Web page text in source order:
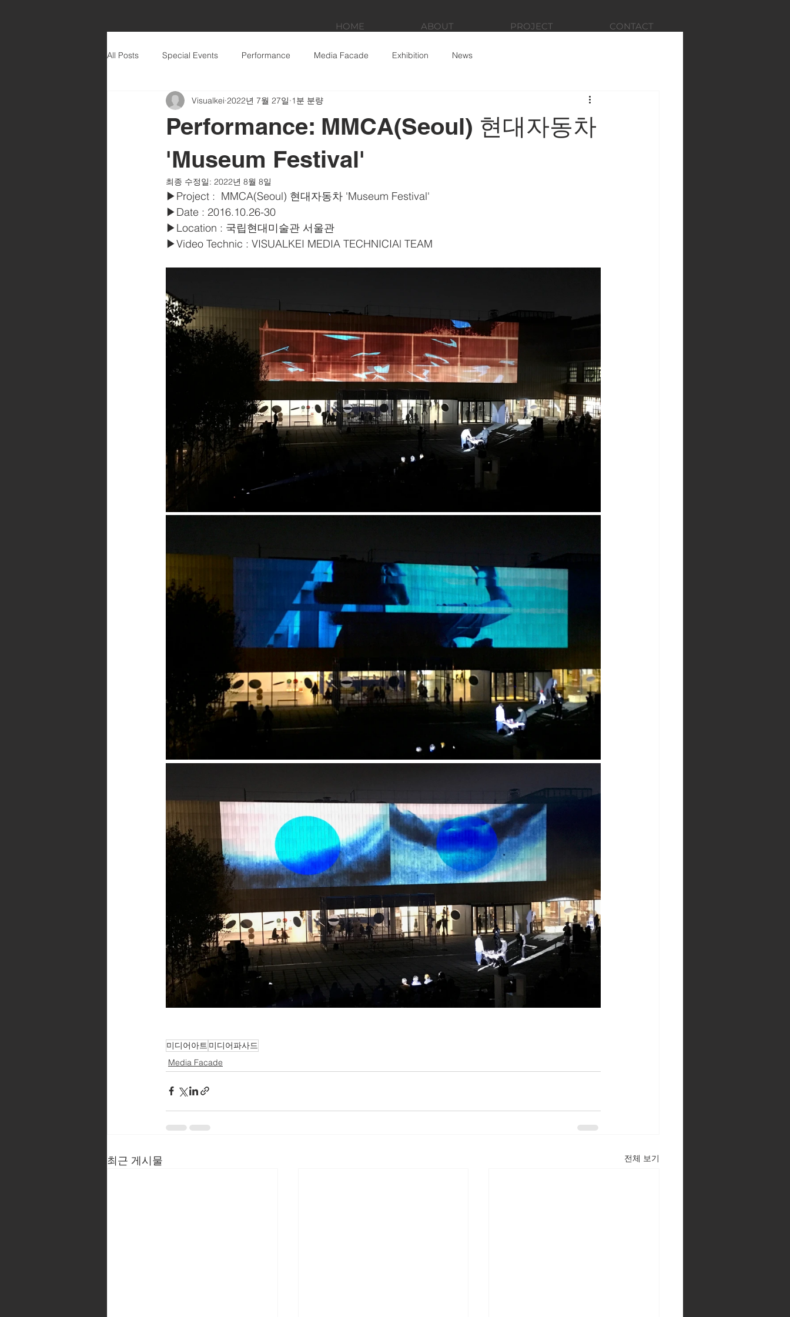
HOME ABOUT PROJECT CONTACT
All Posts Special Events Performance Media Facade Exhibition News
Performance: MMCA(Seoul) 현대자동차
'Museum Festival'
Visualkei 2022년 7월 27일 1분 분량
최종 수정일: 2022년 8월 8일
▶Project :  MMCA(Seoul) 현대자동차 'Museum Festival'
▶Date : 2016.10.26-30
▶Location : 국립현대미술관 서울관
▶Video Technic : VISUALKEI MEDIA TECHNICIAl TEAM
미디어아트 미디어파사드
Media Facade
최근 게시물 전체 보기